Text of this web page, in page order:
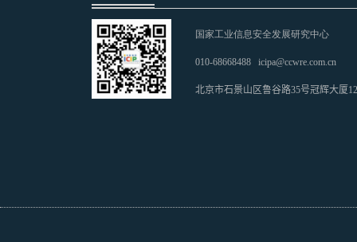
国家工业信息安全发展研究中心
010-68668488 icipa@ccwre.com.cn
北京市石景山区鲁谷路35号冠辉大厦